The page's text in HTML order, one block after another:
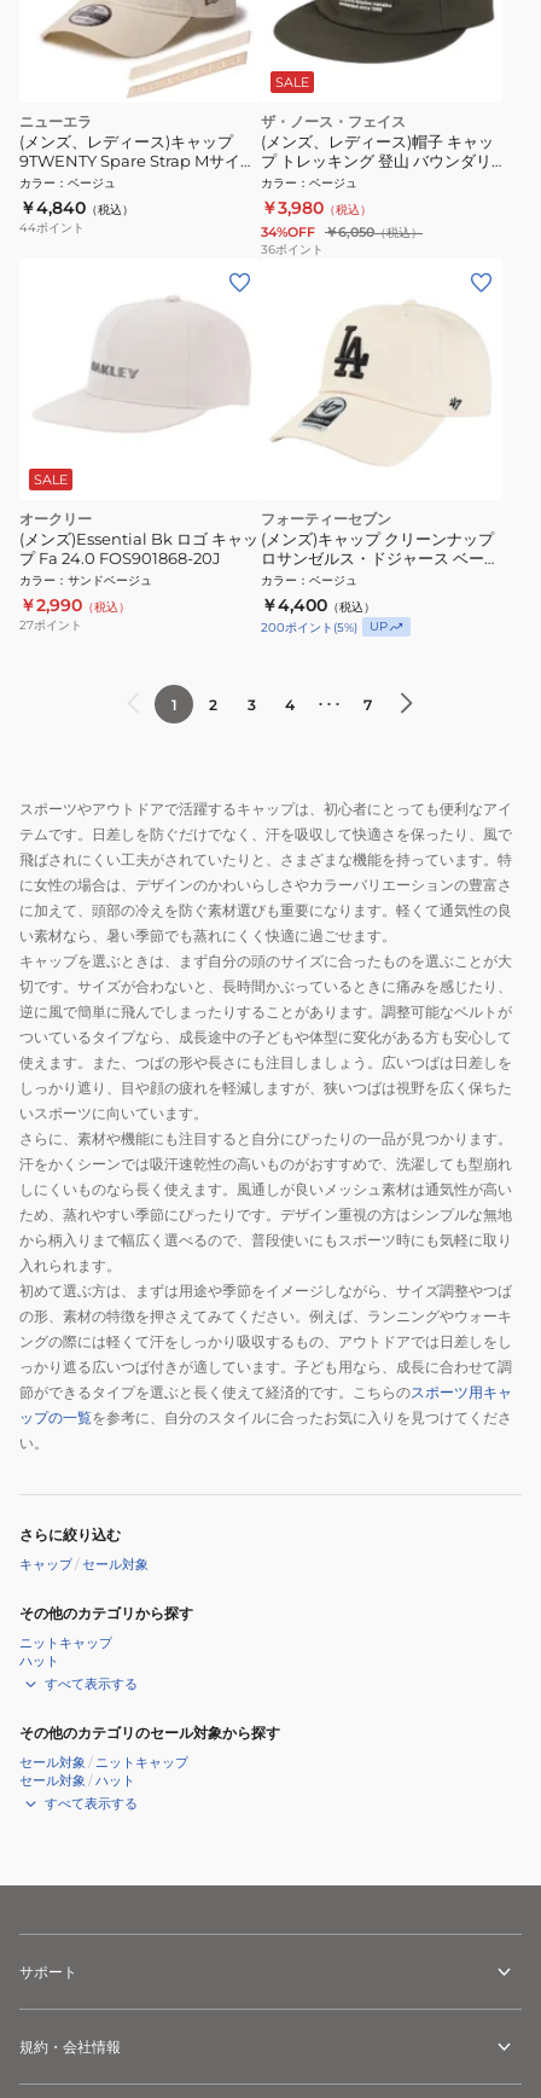
ニューエラ
(メンズ、レディース)キャップ
9TWENTY Spare Strap Mサイズ
(57-61cm) 14668112 14668114
14668115 帽子 スポーツキャップ
カラー ： ベージュ
￥4,840 （税込）
44ポイント
SALE
ザ・ノース・フェイス
(メンズ、レディース)帽子 キャッ
プ トレッキング 登山 バウンダリ
ー キャップ NN02431 N2
カラー ： ベージュ
￥3,980 （税込）
34%OFF ￥6,050（税込）
36ポイント
SALE
オークリー
(メンズ)Essential Bk ロゴ キャッ
プ Fa 24.0 FOS901868-20J
カラー ： サンドベージュ
￥2,990 （税込）
27ポイント
フォーティーセブン
(メンズ)キャップ クリーンナップ
ロサンゼルス・ドジャース ベージ
ュ 55-59cm B-RGW12GWS-NTB
14751213 スポーツキャップ 帽子
カラー ： ベージュ
￥4,400 （税込）
200ポイント (5%) UP
1 2 3 4 ･･･ 7
スポーツやアウトドアで活躍するキャップは、初心者にとっても便利なアイ
テムです。日差しを防ぐだけでなく、汗を吸収して快適さを保ったり、風で
飛ばされにくい工夫がされていたりと、さまざまな機能を持っています。特
に女性の場合は、デザインのかわいらしさやカラーバリエーションの豊富さ
に加えて、頭部の冷えを防ぐ素材選びも重要になります。軽くて通気性の良
い素材なら、暑い季節でも蒸れにくく快適に過ごせます。
キャップを選ぶときは、まず自分の頭のサイズに合ったものを選ぶことが大
切です。サイズが合わないと、長時間かぶっているときに痛みを感じたり、
逆に風で簡単に飛んでしまったりすることがあります。調整可能なベルトが
ついているタイプなら、成長途中の子どもや体型に変化がある方も安心して
使えます。また、つばの形や長さにも注目しましょう。広いつばは日差しを
しっかり遮り、目や顔の疲れを軽減しますが、狭いつばは視野を広く保ちた
いスポーツに向いています。
さらに、素材や機能にも注目すると自分にぴったりの一品が見つかります。
汗をかくシーンでは吸汗速乾性の高いものがおすすめで、洗濯しても型崩れ
しにくいものなら長く使えます。風通しが良いメッシュ素材は通気性が高い
ため、蒸れやすい季節にぴったりです。デザイン重視の方はシンプルな無地
から柄入りまで幅広く選べるので、普段使いにもスポーツ時にも気軽に取り
入れられます。
初めて選ぶ方は、まずは用途や季節をイメージしながら、サイズ調整やつば
の形、素材の特徴を押さえてみてください。例えば、ランニングやウォーキ
ングの際には軽くて汗をしっかり吸収するもの、アウトドアでは日差しをし
っかり遮る広いつば付きが適しています。子ども用なら、成長に合わせて調
節ができるタイプを選ぶと長く使えて経済的です。こちらのスポーツ用キャ
ップの一覧を参考に、自分のスタイルに合ったお気に入りを見つけてくださ
い。
さらに絞り込む
キャップ/セール対象
その他のカテゴリから探す
ニットキャップ
ハット
すべて表示する
その他のカテゴリのセール対象から探す
セール対象 / ニットキャップ
セール対象 /ハット
すべて表示する
サポート
規約・会社情報